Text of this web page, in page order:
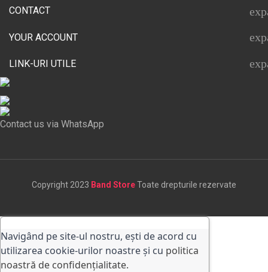
CONTACT
YOUR ACCOUNT
LINK-URI UTILE
Contact us via WhatsApp
Copyright 2023 Band StoreToate drepturile rezervate
Navigând pe site-ul nostru, ești de acord cu
utilizarea cookie-urilor noastre și cu politica
noastră de confidențialitate.